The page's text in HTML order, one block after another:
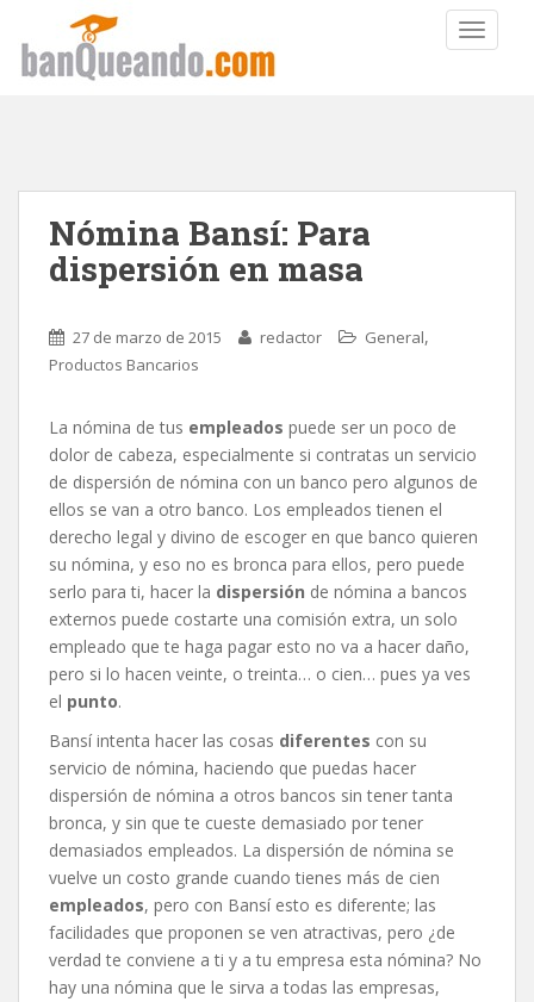
Nómina Bansí: Para
dispersión en masa
27 de marzo de 2015 redactor General,
Productos Bancarios
La nómina de tus empleados puede ser un poco de
dolor de cabeza, especialmente si contratas un servicio
de dispersión de nómina con un banco pero algunos de
ellos se van a otro banco. Los empleados tienen el
derecho legal y divino de escoger en que banco quieren
su nómina, y eso no es bronca para ellos, pero puede
serlo para ti, hacer la dispersión de nómina a bancos
externos puede costarte una comisión extra, un solo
empleado que te haga pagar esto no va a hacer daño,
pero si lo hacen veinte, o treinta… o cien… pues ya ves
el punto.
Bansí intenta hacer las cosas diferentes con su
servicio de nómina, haciendo que puedas hacer
dispersión de nómina a otros bancos sin tener tanta
bronca, y sin que te cueste demasiado por tener
demasiados empleados. La dispersión de nómina se
vuelve un costo grande cuando tienes más de cien
empleados, pero con Bansí esto es diferente; las
facilidades que proponen se ven atractivas, pero ¿de
verdad te conviene a ti y a tu empresa esta nómina? No
hay una nómina que le sirva a todas las empresas,